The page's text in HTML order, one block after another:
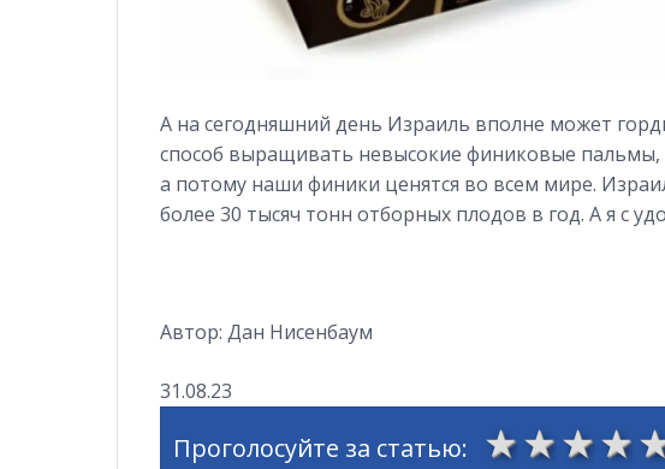
А на сегодняшний день Израиль вполне может
способ выращивать невысокие финиковые
а потому наши финики ценятся во всем мире.
более 30 тысяч тонн отборных плодов в год. А я с
Автор: Дан Нисенбаум
31.08.23
Проголосуйте за статью: 4
3
2
1